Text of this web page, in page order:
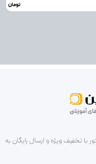
تومان
تخفیف ویژه و ارسال رایگان به